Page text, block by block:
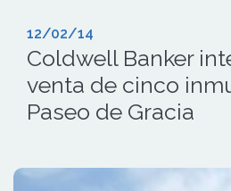
12/02/14
Coldwell Banker
venta de cinco
Paseo de Gracia